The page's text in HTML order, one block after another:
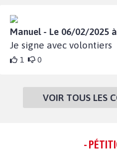
Manuel - Le 06/02/2025
Je signe avec volontiers
1 0
VOIR TOUS LES
-